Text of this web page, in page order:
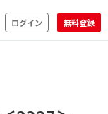
ログイン 無料登録